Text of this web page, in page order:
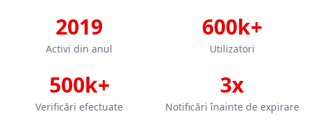
2019
Activi din anul
600k+
Utilizatori
500k+
Verificări efectuate
3x
Notificări înainte de expirare